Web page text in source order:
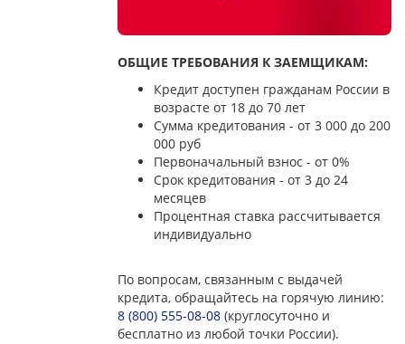
ОБЩИЕ ТРЕБОВАНИЯ К ЗАЕМЩИКАМ:
Кредит доступен гражданам России в
возрасте от 18 до 70 лет
Сумма кредитования - от 3 000 до 200
000 руб
Первоначальный взнос - от 0%
Срок кредитования - от 3 до 24
месяцев
Процентная ставка рассчитывается
индивидуально
По вопросам, связанным с выдачей
кредита, обращайтесь на горячую линию:
8 (800) 555-08-08 (круглосуточно и
бесплатно из любой точки России).